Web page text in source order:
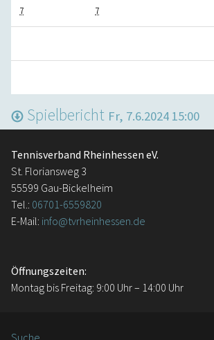
7
7
Spielbericht Fr, 7.6.2024 15:00
Tennisverband Rheinhessen eV.
St. Floriansweg 3
55599 Gau-Bickelheim
Tel.: 06701-6559820
E-Mail: info@tvrheinhessen.de
Öffnungszeiten:
Montag bis Freitag: 9:00 Uhr – 14:00 Uhr
Suche